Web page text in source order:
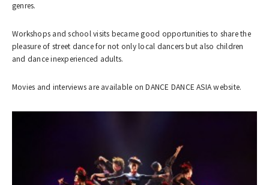
genres.
Workshops and school visits became good opportunities to share the
pleasure of street dance for not only local dancers but also children
and dance inexperienced adults.
Movies and interviews are available on DANCE DANCE ASIA website.